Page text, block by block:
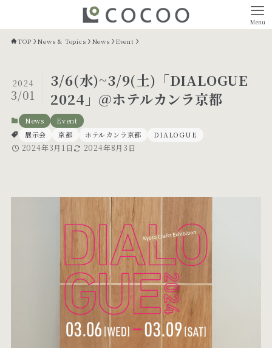
Menu
TOP News & Topics News Event
3/6(水)~3/9(土)「DIALOGUE
2024」@ホテルカンラ京都
2024
3/01
News
Event
展示会
京都 ホテルカンラ京都 DIALOGUE
2024年3月1日 2024年8月3日